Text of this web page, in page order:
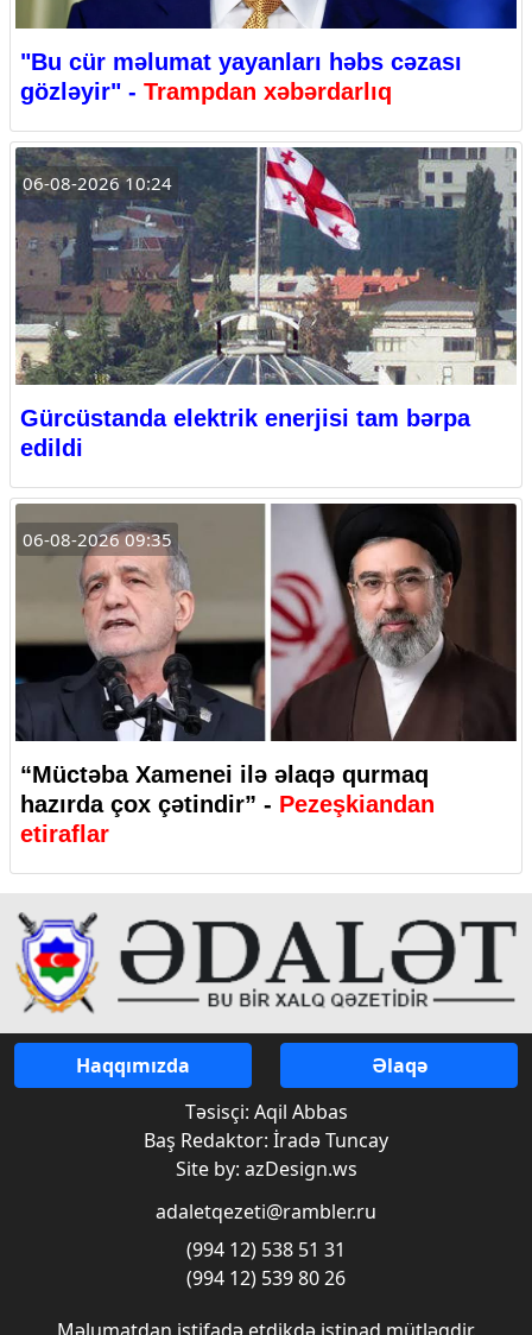
"Bu cür məlumat yayanları həbs cəzası
gözləyir" - Trampdan xəbərdarlıq
06-08-2026 10:24
Gürcüstanda elektrik enerjisi tam bərpa
edildi
06-08-2026 09:35
“Müctəba Xamenei ilə əlaqə qurmaq
hazırda çox çətindir” - Pezeşkiandan
etiraflar
Haqqımızda
Əlaqə
Təsisçi: Aqil Abbas
Baş Redaktor: İradə Tuncay
Site by: azDesign.ws
adaletqezeti@rambler.ru
(994 12) 538 51 31
(994 12) 539 80 26